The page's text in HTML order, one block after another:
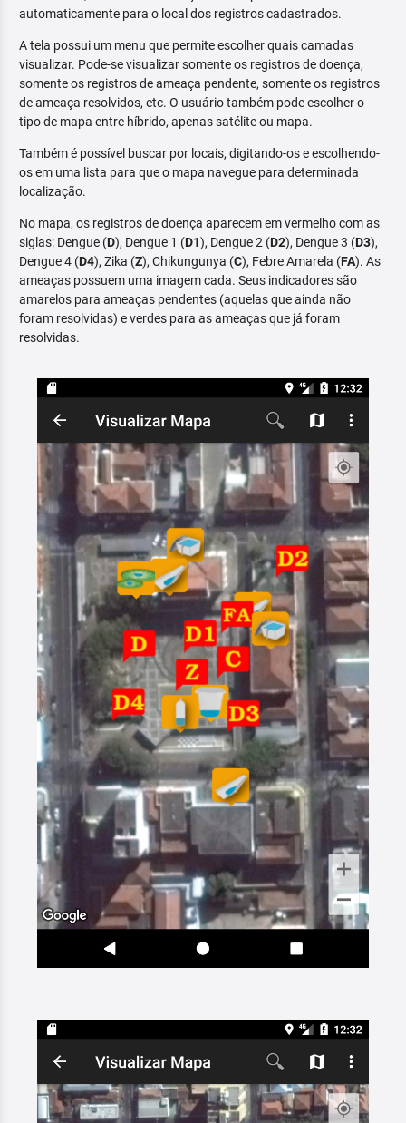
automaticamente para o local dos registros cadastrados.
A tela possui um menu que permite escolher quais camadas
visualizar. Pode-se visualizar somente os registros de doença,
somente os registros de ameaça pendente, somente os registros
de ameaça resolvidos, etc. O usuário também pode escolher o
tipo de mapa entre híbrido, apenas satélite ou mapa.
Também é possível buscar por locais, digitando-os e escolhendo-
os em uma lista para que o mapa navegue para determinada
localização.
No mapa, os registros de doença aparecem em vermelho com as
siglas: Dengue (D), Dengue 1 (D1), Dengue 2 (D2), Dengue 3 (D3),
Dengue 4 (D4), Zika (Z), Chikungunya (C), Febre Amarela (FA). As
ameaças possuem uma imagem cada. Seus indicadores são
amarelos para ameaças pendentes (aquelas que ainda não
foram resolvidas) e verdes para as ameaças que já foram
resolvidas.